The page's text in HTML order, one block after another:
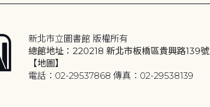
新北市立圖書館 版權所有
總館地址：220218 新北市板橋區貴興路139號
【地圖】
電話：02-29537868 傳真：02-29538139